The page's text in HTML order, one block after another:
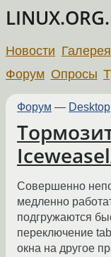
Новости Галерея
Форум Опросы
Форум — Desktop
Совершенно
медленно
подгружаются
переключение
окна на другое